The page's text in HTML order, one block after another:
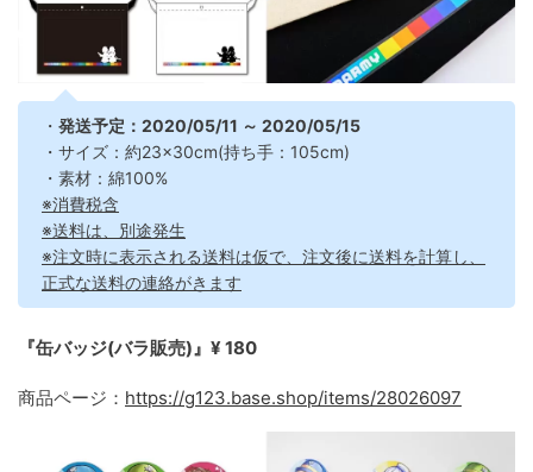
・ 発送予定：2020/05/11 ～ 2020/05/15
・サイズ：約23×30cm(持ち手：105cm)
・素材：綿100%
※消費税含
※送料は、別途発生
※注文時に表示される送料は仮で、注文後に送料を計算し、
正式な送料の連絡がきます
『缶バッジ(バラ販売)』¥ 180
商品ページ： https://g123.base.shop/items/28026097